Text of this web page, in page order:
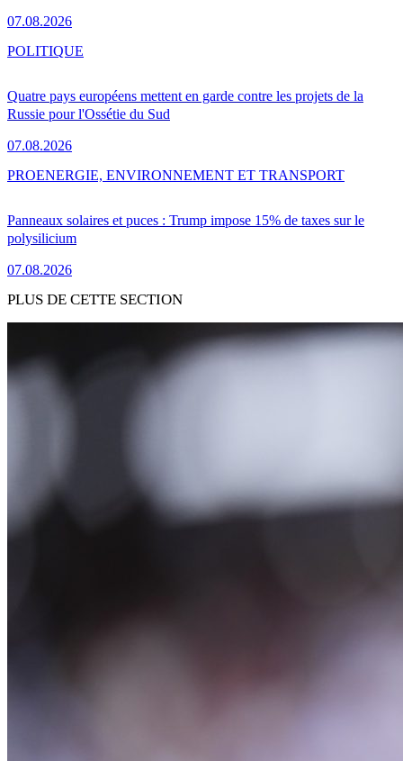
07.08.2026
Quatre pays européens mettent en garde contre les projets de la
Russie pour l'Ossétie du Sud
07.08.2026
POLITIQUE
Panneaux solaires et puces : Trump impose 15% de taxes sur le
polysilicium
07.08.2026
PROENERGIE, ENVIRONNEMENT ET TRANSPORT
PLUS DE CETTE SECTION